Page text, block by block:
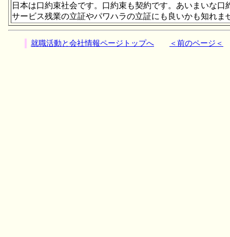
日本は口約束社会です。口約束も契約です。あいまいな
サービス残業の立証やパワハラの立証にも良いかも知れま
就職活動と会社情報ページトップへ ＜前のページ＜